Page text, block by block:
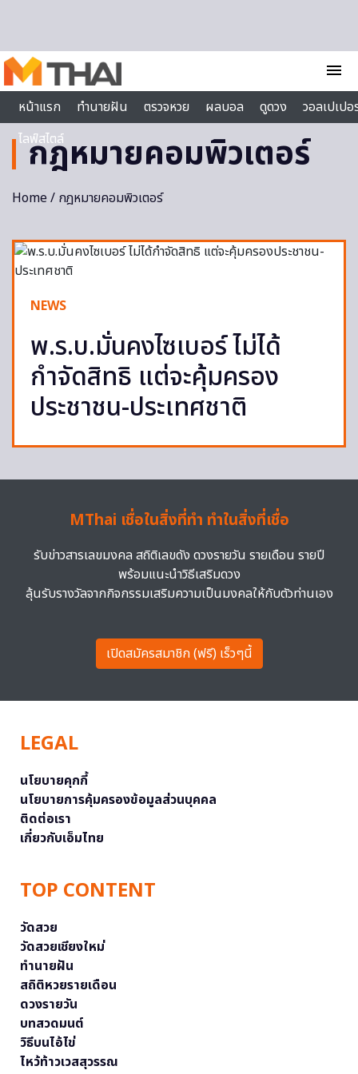
menu
หน้าแรก
ทำนายฝัน ตรวจหวย ผลบอล ดูดวง
วอลเปเป
ไลฟ์สไตล์
กฎหมายคอมพิวเตอร์
Home/ กฎหมายคอมพิวเตอร์
NEWS
พ.ร.บ.มั่นคงไซเบอร์ ไม่ได้
กำจัดสิทธิ แต่จะคุ้มครอง
ประชาชน-ประเทศชาติ
MThai เชื่อในสิ่งที่ทำ ทำในสิ่งที่เชื่อ
รับข่าวสารเลขมงคล สถิติเลขดัง ดวงรายวัน รายเดือน รายปี
พร้อมแนะนำวิธีเสริมดวง
ลุ้นรับรางวัลจากกิจกรรมเสริมความเป็นมงคลให้กับตัวท่านเอง
เปิดสมัครสมาชิก (ฟรี) เร็วๆนี้
LEGAL
นโยบายคุกกี้
นโยบายการคุ้มครองข้อมูลส่วนบุคคล
ติดต่อเรา
เกี่ยวกับเอ็มไทย
TOP CONTENT
วัดสวย
วัดสวยเชียงใหม่
ทำนายฝัน
สถิติหวยรายเดือน
ดวงรายวัน
บทสวดมนต์
วิธีบนไอ้ไข่
ไหว้ท้าวเวสสุวรรณ